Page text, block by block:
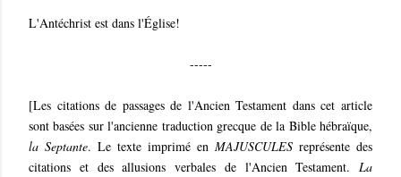
L'Antéchrist est dans l'Église!
-----
[Les citations de passages de l'Ancien Testament dans cet article
sont basées sur l'ancienne traduction grecque de la Bible hébraïque,
la Septante. Le texte imprimé en MAJUSCULES représente des
citations et des allusions verbales de l'Ancien Testament. La